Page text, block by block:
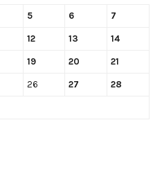
5 6 7
12 13 14
19 20 21
26 27 28